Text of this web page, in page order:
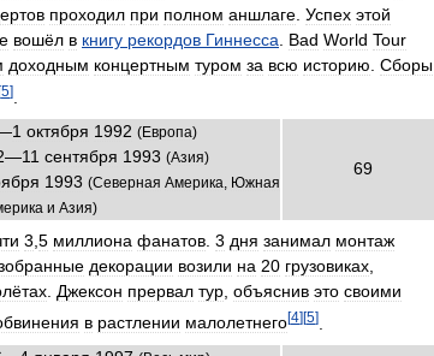
проходил при полном аншлаге Успех этой
вошёл в книгу рекордов Гиннесса Bad World Tour
доходным концертным туром за всю историю Сборы
5]
1 октября 1992 (Европа)
—11 сентября 1993 (Азия)
1993 (Северная Америка
Южная
и Азия)
69
3 5 миллиона фанатов 3 дня занимал монтаж
декорации возили на 20 грузовиках
Джексон прервал тур объяснив это своими
в растлении малолетнего[4][5]